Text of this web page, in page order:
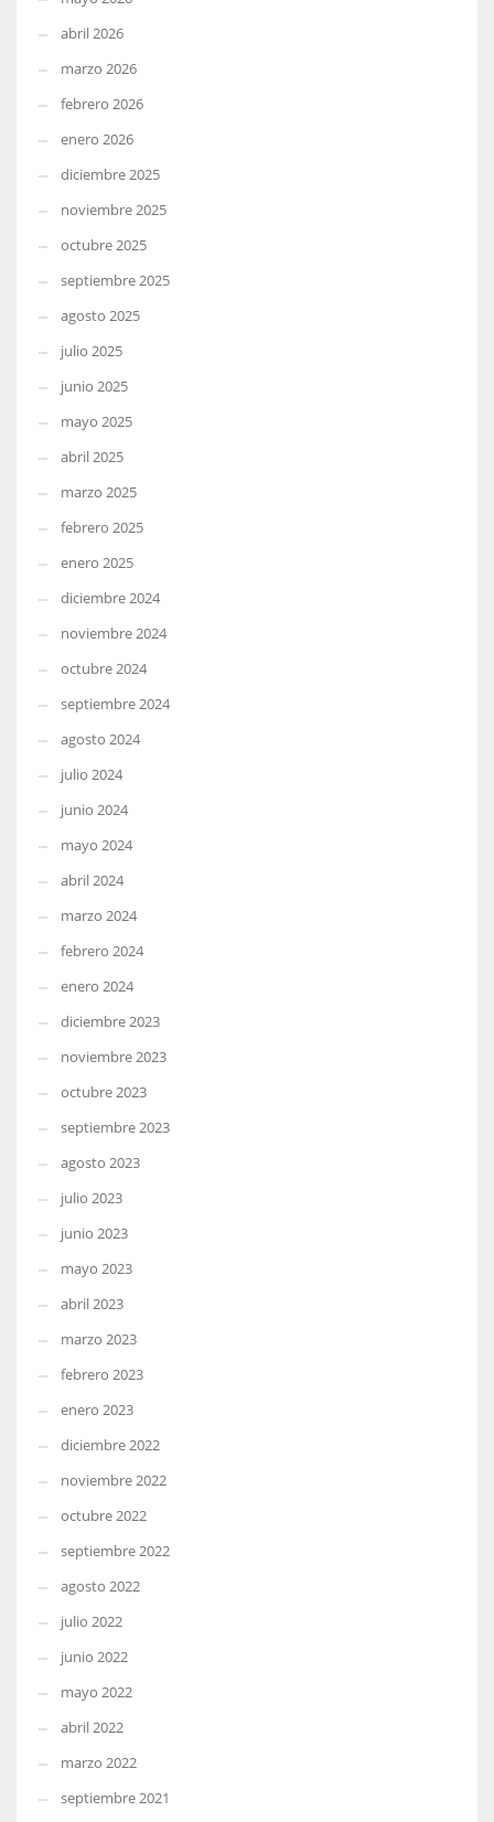
abril 2026
marzo 2026
febrero 2026
enero 2026
diciembre 2025
noviembre 2025
octubre 2025
septiembre 2025
agosto 2025
julio 2025
junio 2025
mayo 2025
abril 2025
marzo 2025
febrero 2025
enero 2025
diciembre 2024
noviembre 2024
octubre 2024
septiembre 2024
agosto 2024
julio 2024
junio 2024
mayo 2024
abril 2024
marzo 2024
febrero 2024
enero 2024
diciembre 2023
noviembre 2023
octubre 2023
septiembre 2023
agosto 2023
julio 2023
junio 2023
mayo 2023
abril 2023
marzo 2023
febrero 2023
enero 2023
diciembre 2022
noviembre 2022
octubre 2022
septiembre 2022
agosto 2022
julio 2022
junio 2022
mayo 2022
abril 2022
marzo 2022
septiembre 2021